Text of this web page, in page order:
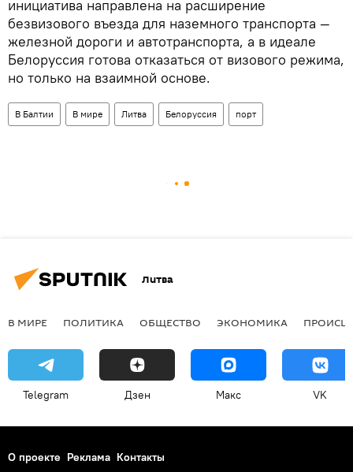
инициатива направлена на расширение
безвизового въезда для наземного транспорта —
железной дороги и автотранспорта, а в идеале
Белоруссия готова отказаться от визового режима,
но только на взаимной основе.
В Балтии В мире Литва Белоруссия порт
Литва
В МИРЕ ПОЛИТИКА ОБЩЕСТВО ЭКОНОМИКА
Telegram Дзен Макс VK
О проекте Реклама Контакты